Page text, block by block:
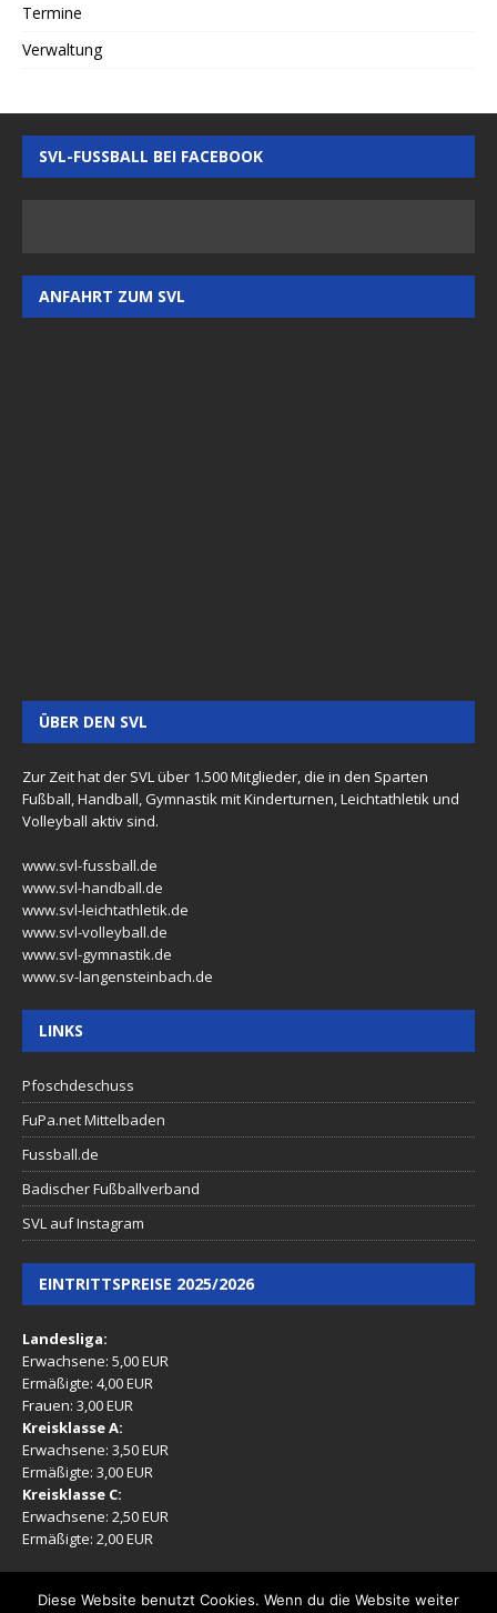
Termine
Verwaltung
SVL-FUSSBALL BEI FACEBOOK
ANFAHRT ZUM SVL
ÜBER DEN SVL
Zur Zeit hat der SVL über 1.500 Mitglieder, die in den Sparten
Fußball, Handball, Gymnastik mit Kinderturnen, Leichtathletik und
Volleyball aktiv sind.
www.svl-fussball.de
www.svl-handball.de
www.svl-leichtathletik.de
www.svl-volleyball.de
www.svl-gymnastik.de
www.sv-langensteinbach.de
LINKS
Pfoschdeschuss
FuPa.net Mittelbaden
Fussball.de
Badischer Fußballverband
SVL auf Instagram
EINTRITTSPREISE 2025/2026
Landesliga:
Erwachsene: 5,00 EUR
Ermäßigte: 4,00 EUR
Frauen: 3,00 EUR
Kreisklasse A:
Erwachsene: 3,50 EUR
Ermäßigte: 3,00 EUR
Kreisklasse C:
Erwachsene: 2,50 EUR
Ermäßigte: 2,00 EUR
Diese Website benutzt Cookies. Wenn du die Website weiter